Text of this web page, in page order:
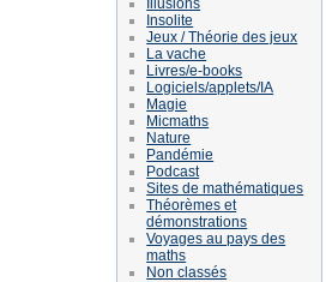
Insolite
Jeux / Théorie des jeux
La vache
Livres/e-books
Logiciels/applets/IA
Magie
Micmaths
Nature
Pandémie
Podcast
Sites de mathématiques
Théorèmes et
démonstrations
Voyages au pays des
maths
Non classés